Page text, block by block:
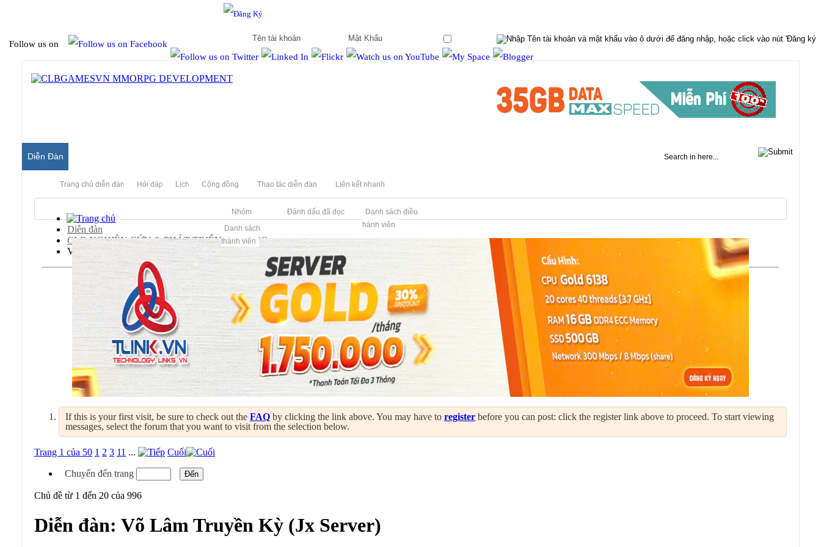
Follow us on
Diễn Đàn
Trang chủ diễn đàn Hỏi đáp Lịch Cộng đồng
Nhóm
Danh sách
thành viên
Thao tác diễn đàn
Đánh dấu đã đọc
Liên kết nhanh
Danh sách điều
hành viên
Diễn đàn
CLB NGHIÊN CỨU & PHÁT TRIỂN MMORPG
Võ Lâm Truyền Kỳ (Jx Server)
If this is your first visit, be sure to check out the FAQ by clicking the link above. You may have to register before you can post: click the register link above to proceed. To start viewing
messages, select the forum that you want to visit from the selection below.
Trang 1 của 50 1 2 3 11 ... Cuối
Chuyển đến trang
Chủ đề từ 1 đến 20 của 996
Diễn đàn: Võ Lâm Truyền Kỳ (Jx Server)